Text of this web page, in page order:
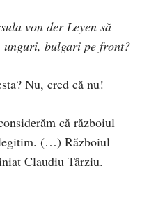
von der Leyen să
bulgari pe front?
Nu, cred că nu!
că războiul
(…) Războiul
Claudiu Târziu.